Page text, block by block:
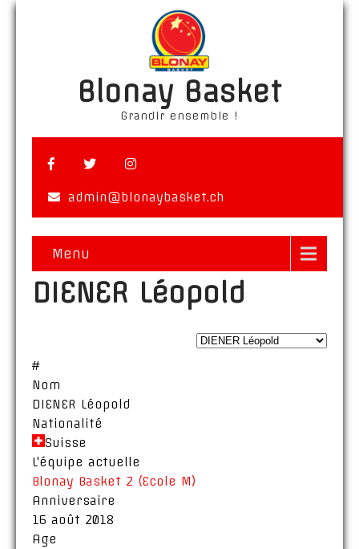
Blonay Basket
Grandir ensemble !
admin@blonaybasket.ch
Menu
DIENER Léopold
#
Nom
DIENER Léopold
Nationalité
Suisse
L'équipe actuelle
Blonay Basket 2 (Ecole M)
Anniversaire
16 août 2018
Age